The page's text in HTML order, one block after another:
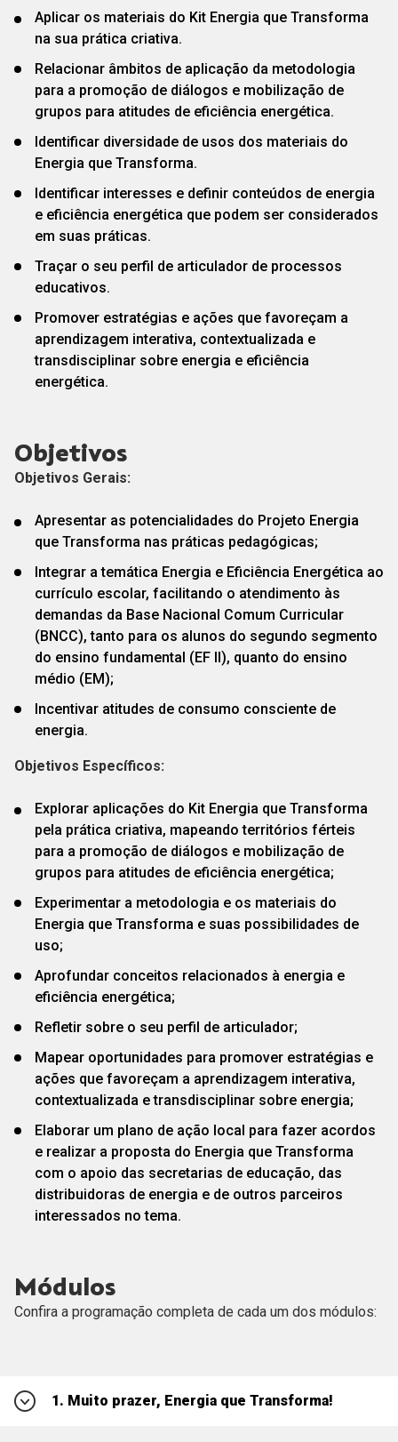
Aplicar os materiais do Kit Energia que Transforma
na sua prática criativa.
Relacionar âmbitos de aplicação da metodologia
para a promoção de diálogos e mobilização de
grupos para atitudes de eficiência energética.
Identificar diversidade de usos dos materiais do
Energia que Transforma.
Identificar interesses e definir conteúdos de energia
e eficiência energética que podem ser considerados
em suas práticas.
Traçar o seu perfil de articulador de processos
educativos.
Promover estratégias e ações que favoreçam a
aprendizagem interativa, contextualizada e
transdisciplinar sobre energia e eficiência
energética.
Objetivos
Objetivos Gerais:
Apresentar as potencialidades do Projeto Energia
que Transforma nas práticas pedagógicas;
Integrar a temática Energia e Eficiência Energética ao
currículo escolar, facilitando o atendimento às
demandas da Base Nacional Comum Curricular
(BNCC), tanto para os alunos do segundo segmento
do ensino fundamental (EF II), quanto do ensino
médio (EM);
Incentivar atitudes de consumo consciente de
energia.
Objetivos Específicos:
Explorar aplicações do Kit Energia que Transforma
pela prática criativa, mapeando territórios férteis
para a promoção de diálogos e mobilização de
grupos para atitudes de eficiência energética;
Experimentar a metodologia e os materiais do
Energia que Transforma e suas possibilidades de
uso;
Aprofundar conceitos relacionados à energia e
eficiência energética;
Refletir sobre o seu perfil de articulador;
Mapear oportunidades para promover estratégias e
ações que favoreçam a aprendizagem interativa,
contextualizada e transdisciplinar sobre energia;
Elaborar um plano de ação local para fazer acordos
e realizar a proposta do Energia que Transforma
com o apoio das secretarias de educação, das
distribuidoras de energia e de outros parceiros
interessados no tema.
Módulos
Confira a programação completa de cada um dos módulos:
1. Muito prazer, Energia que Transforma!